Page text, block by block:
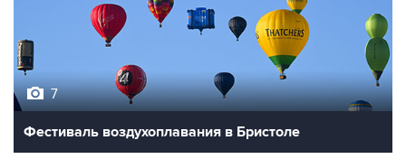
Фестиваль воздухоплавания в Бристоле